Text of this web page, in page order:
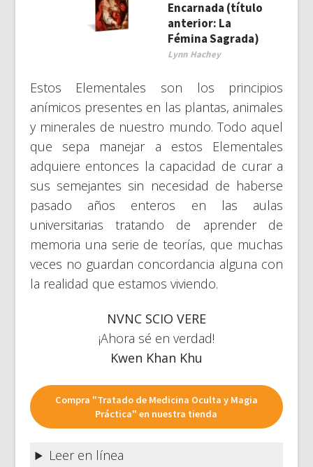
Encarnada (título
anterior: La
Fémina Sagrada)
Lynn Hachey
Estos Elementales son los principios
anímicos presentes en las plantas, animales
y minerales de nuestro mundo. Todo aquel
que sepa manejar a estos Elementales
adquiere entonces la capacidad de curar a
sus semejantes sin necesidad de haberse
pasado años enteros en las aulas
universitarias tratando de aprender de
memoria una serie de teorías, que muchas
veces no guardan concordancia alguna con
la realidad que estamos viviendo.
NVNC SCIO VERE
¡Ahora sé en verdad!
Kwen Khan Khu
Compra "Tratado de Medicina Oculta y Magia
Práctica" en nuestra tienda
Leer en línea